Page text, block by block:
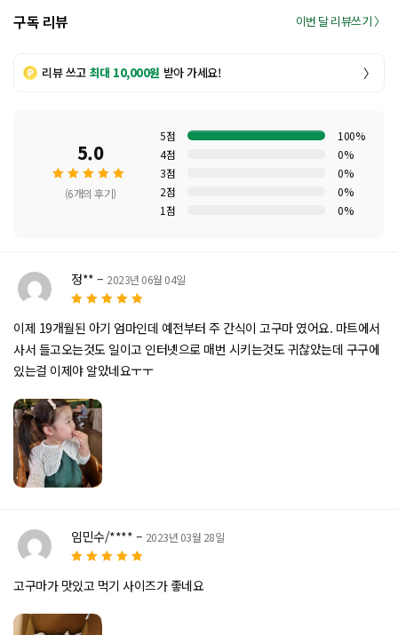
구독 리뷰 이번 달 리뷰쓰기 〉
리뷰 쓰고 최대 10,000원 받아 가세요! 〉
5.0
됨
(6개의 후기)
5점
100%
4점
0%
3점
0%
2점
0%
1점
0%
5
평가됨
정** – 2023년 06월 04일
이제 19개월된 아기 엄마인데 예전부터 주 간식이 고구마 였어요. 마트에서
사서 들고오는것도 일이고 인터넷으로 매번 시키는것도 귀찮았는데 구구에
있는걸 이제야 알았네요ㅜㅜ
평가됨
임민수/**** – 2023년 03월 28일
고구마가 맛있고 먹기 사이즈가 좋네요